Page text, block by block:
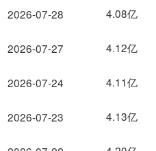
2026-07-28
2026-07-27
2026-07-24
2026-07-23
4.08亿
4.12亿
4.11亿
4.13亿